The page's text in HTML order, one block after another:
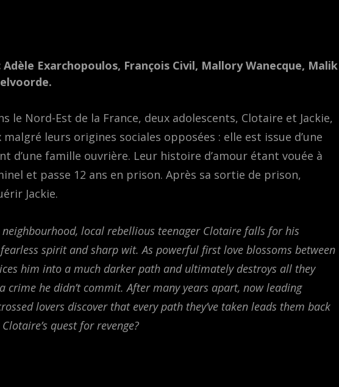
Exarchopoulos, François Civil, Mallory Wanecque, Malik
le Nord-Est de la France, deux adolescents, Clotaire et Jackie,
leurs origines sociales opposées : elle est issue d’une
d’une famille ouvrière. Leur histoire d’amour étant vouée à
et passe 12 ans en prison. Après sa sortie de prison,
Jackie.
local rebellious teenager Clotaire falls for his
spirit and sharp wit. As powerful first love blossoms between
him into a much darker path and ultimately destroys all they
crime he didn’t commit. After many years apart, now leading
lovers discover that every path they’ve taken leads them back
quest for revenge?